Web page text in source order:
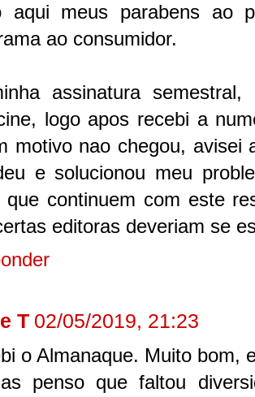
aqui meus parabens ao
ao consumidor.
assinatura
logo apos recebi a
motivo nao chegou, avisei
e solucionou meu
que continuem com este
editoras deveriam se
T 02/05/2019, 21:23
o Almanaque. Muito bom,
penso que faltou